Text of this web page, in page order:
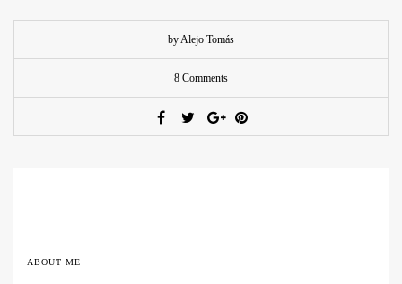
by Alejo Tomás
8 Comments
ABOUT ME